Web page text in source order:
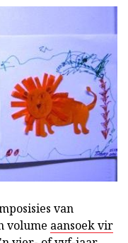
van
volume aansoek vir